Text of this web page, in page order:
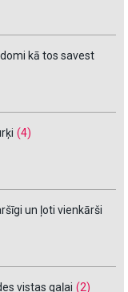
kā tos savest
(4)
un ļoti vienkārši
vistas gaļai (2)